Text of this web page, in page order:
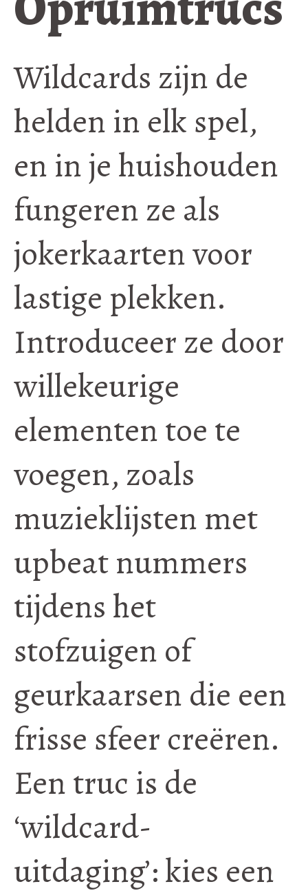
Wildcards zijn de
helden in elk spel,
en in je huishouden
fungeren ze als
jokerkaarten voor
lastige plekken.
Introduceer ze door
willekeurige
elementen toe te
voegen, zoals
muzieklijsten met
upbeat nummers
tijdens het
stofzuigen of
geurkaarsen die een
frisse sfeer creëren.
Een truc is de
‘wildcard-
uitdaging’: kies een